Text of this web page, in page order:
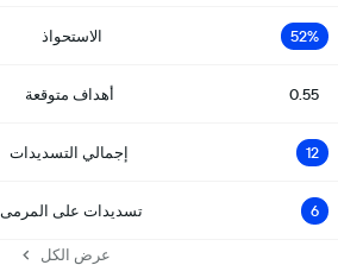
52% الاستحواذ
0.55 أهداف متوقعة
12 إجمالي التسديدات
6 تسديدات على المرمى
عرض الكل